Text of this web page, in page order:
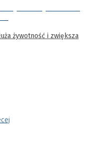
żywotność i zwiększa